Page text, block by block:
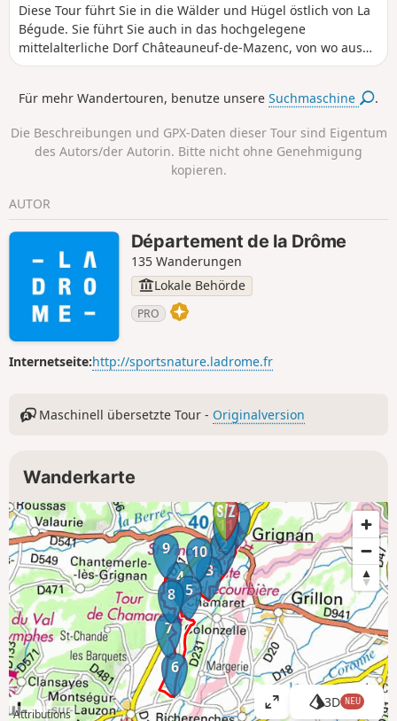
Diese Tour führt Sie in die Wälder und Hügel östlich von La
Bégude. Sie führt Sie auch in das hochgelegene
mittelalterliche Dorf Châteauneuf-de-Mazenc, von wo aus
Sie dank der atemberaubenden Aussicht die Felder und
Für mehr Wandertouren, benutze unsereSuchmaschine .
Die Beschreibungen und GPX-Daten dieser Tour sind Eigentum
des Autors/der Autorin. Bitte nicht ohne Genehmigung
kopieren.
AUTOR
Département de la Drôme
135 Wanderungen
Lokale Behörde
PRO
Internetseite:http://sportsnature.ladrome.fr
Maschinell übersetzte Tour - Originalversion
Wanderkarte
1
2
3
4
5
6
7
8
9 10
11
Attributions
K
3D NEU